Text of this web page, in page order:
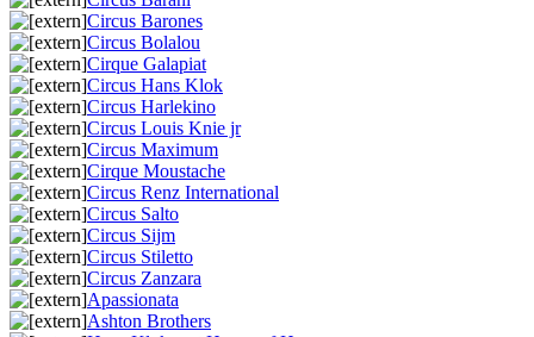
Circus Barones
Circus Bolalou
Cirque Galapiat
Circus Hans Klok
Circus Harlekino
Circus Louis Knie jr
Circus Maximum
Cirque Moustache
Circus Renz International
Circus Salto
Circus Sijm
Circus Stiletto
Circus Zanzara
Apassionata
Ashton Brothers